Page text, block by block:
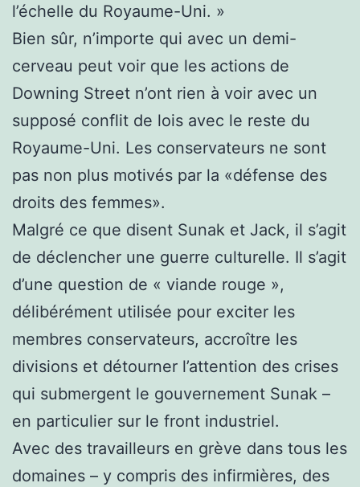
l’échelle du Royaume-Uni. »
Bien sûr, n’importe qui avec un demi-
cerveau peut voir que les actions de
Downing Street n’ont rien à voir avec un
supposé conflit de lois avec le reste du
Royaume-Uni. Les conservateurs ne sont
pas non plus motivés par la «défense des
droits des femmes».
Malgré ce que disent Sunak et Jack, il s’agit
de déclencher une guerre culturelle. Il s’agit
d’une question de « viande rouge »,
délibérément utilisée pour exciter les
membres conservateurs, accroître les
divisions et détourner l’attention des crises
qui submergent le gouvernement Sunak –
en particulier sur le front industriel.
Avec des travailleurs en grève dans tous les
domaines – y compris des infirmières, des